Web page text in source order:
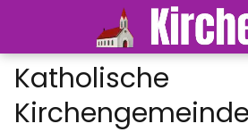
Katholische